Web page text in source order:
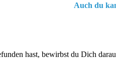
Auch du
hast, bewirbst du Dich